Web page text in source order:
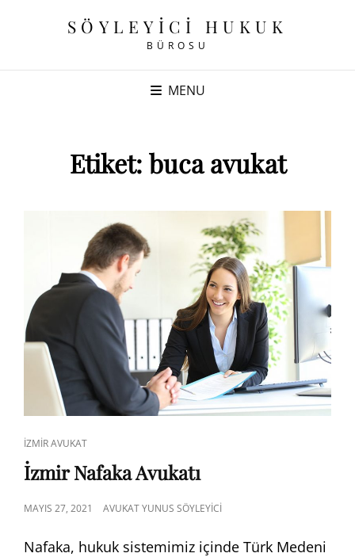
SÖYLEYICI HUKUK
BÜROSU
MENU
Etiket: buca avukat
CAT
LINKS
İZMIR AVUKAT
İzmir Nafaka Avukatı
POSTED
MAYIS 27, 2021 AVUKAT YUNUS SÖYLEYICI
Nafaka, hukuk sistemimiz içinde Türk Medeni